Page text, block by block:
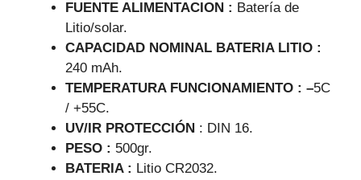
FUENTE ALIMENTACION : Batería de
Litio/solar.
CAPACIDAD NOMINAL BATERIA LITIO :
240 mAh.
TEMPERATURA FUNCIONAMIENTO : –5C
/ +55C.
UV/IR PROTECCIÓN : DIN 16.
PESO : 500gr.
BATERIA : Litio CR2032.